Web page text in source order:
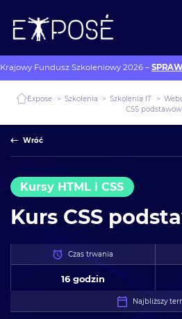
Krajowy Fundusz Szkoleniowy 2026 –
Expose > Szkolenia > Szkolenia IT >
CSS
Wróć
Kursy HTML i CSS
Kurs CSS
Czas trwania
16 godzin
Najbliższy